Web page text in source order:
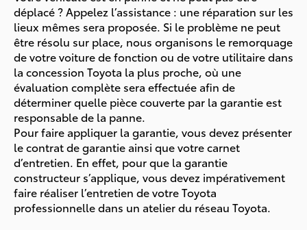
déplacé ? Appelez l’assistance : une réparation sur les
lieux mêmes sera proposée. Si le problème ne peut
être résolu sur place, nous organisons le remorquage
de votre voiture de fonction ou de votre utilitaire dans
la concession Toyota la plus proche, où une
évaluation complète sera effectuée afin de
déterminer quelle pièce couverte par la garantie est
responsable de la panne.
Pour faire appliquer la garantie, vous devez présenter
le contrat de garantie ainsi que votre carnet
d’entretien. En effet, pour que la garantie
constructeur s’applique, vous devez impérativement
faire réaliser l’entretien de votre Toyota
professionnelle dans un atelier du réseau Toyota.